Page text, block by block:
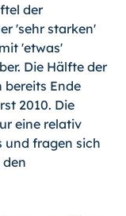
der
'sehr starken'
'etwas'
Die Hälfte der
bereits Ende
2010. Die
eine relativ
und fragen sich